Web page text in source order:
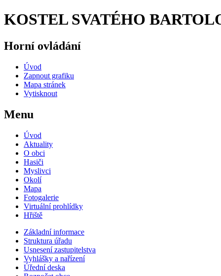
KOSTEL SVATÉHO
Horní ovládání
Úvod
Zapnout grafiku
Mapa stránek
Vytisknout
Menu
Úvod
Aktuality
O obci
Hasiči
Myslivci
Okolí
Mapa
Fotogalerie
Virtuální prohlídky
Hřiště
Základní informace
Struktura úřadu
Usnesení zastupitelstva
Vyhlášky a nařízení
Úřední deska